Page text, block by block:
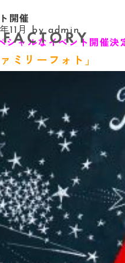
開催
11月 byadmin
シャルなイベント開催決
ミリーフォト」